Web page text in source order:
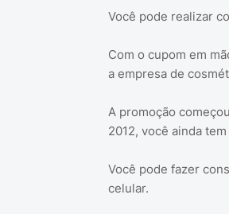
Você pode realizar
Com o cupom em
a empresa de
A promoção
2012, você ainda
Você pode fazer
celular.